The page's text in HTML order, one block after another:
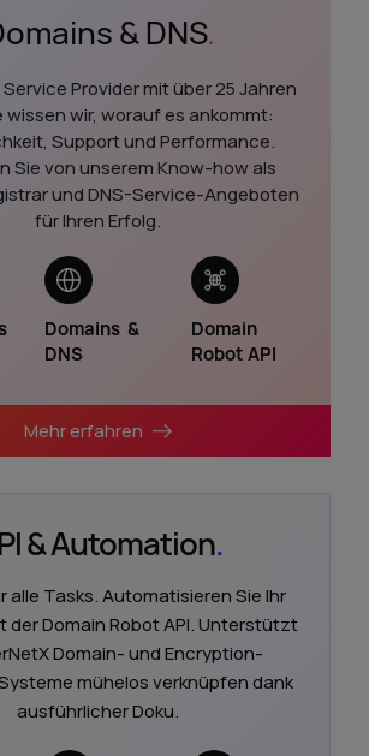
& DNS.
Provider mit über 25 Jahren
wissen wir, worauf es ankommt:
Support und Performance.
Sie von unserem Know-how als
und DNS-Service-Angeboten
für Ihren Erfolg.
Domains &
DNS
Domain
RobotAPI
Mehr erfahren
& Automation.
alle Tasks. Automatisieren Sie Ihr
der Domain Robot API. Unterstützt
Domain- und Encryption-
mühelos verknüpfen dank
ausführlicher Doku.